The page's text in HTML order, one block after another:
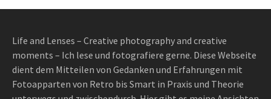
Life and Lenses – Creative photography and creative
moments – Ich lese und fotografiere gerne. Diese Webseite
dient dem Mitteilen von Gedanken und Erfahrungen mit
Fotoapparten von Retro bis Smart in Praxis und Theorie